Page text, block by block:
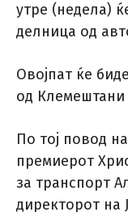
утре (недела)
делница од
Овојпат ќе
од
По тој повод
премиерот
за транспорт
директорот на